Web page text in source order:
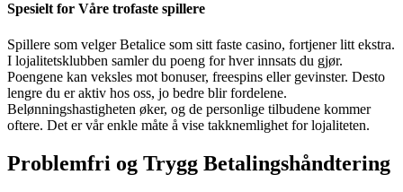
Spesielt for Våre trofaste spillere
Spillere som velger Betalice som sitt faste casino, fortjener litt ekstra.
I lojalitetsklubben samler du poeng for hver innsats du gjør.
Poengene kan veksles mot bonuser, freespins eller gevinster. Desto
lengre du er aktiv hos oss, jo bedre blir fordelene.
Belønningshastigheten øker, og de personlige tilbudene kommer
oftere. Det er vår enkle måte å vise takknemlighet for lojaliteten.
Problemfri og Trygg Betalingshåndtering